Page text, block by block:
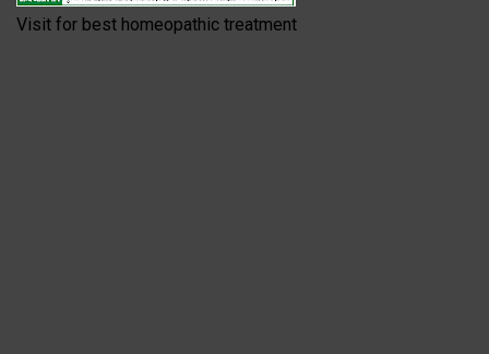
Visit for best homeopathic treatment